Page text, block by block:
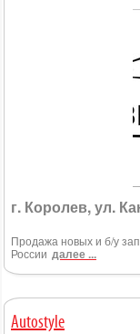
г. Королев, ул.
Продажа новых и б/у
России далее ...
Autostyle